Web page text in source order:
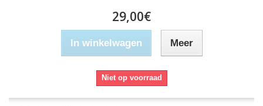
29,00€
In winkelwagen Meer
Niet op voorraad